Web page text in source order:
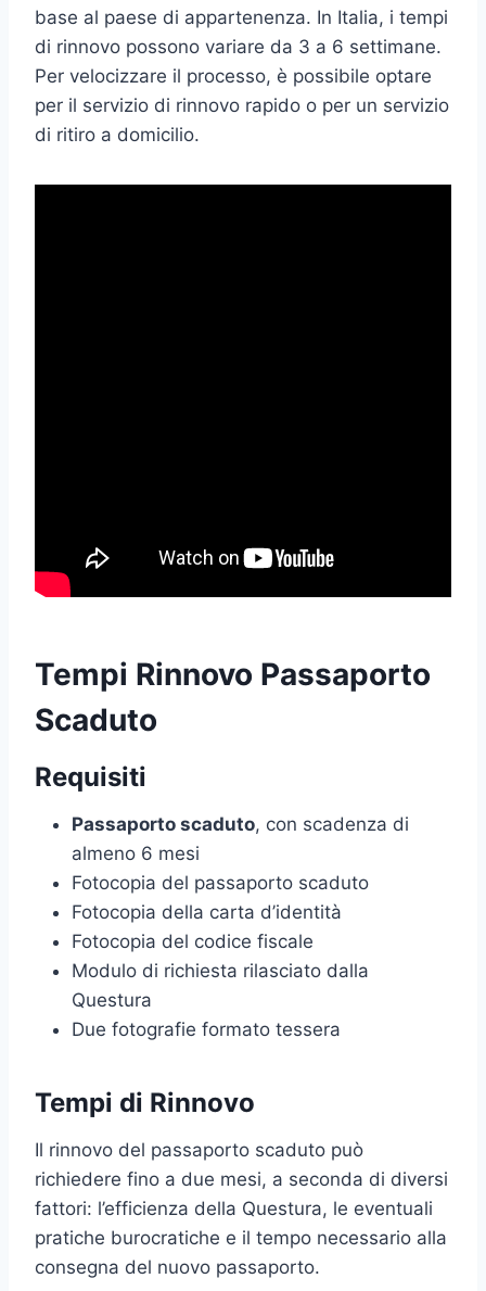
base al paese di appartenenza. In Italia, i tempi
di rinnovo possono variare da 3 a 6 settimane.
Per velocizzare il processo, è possibile optare
per il servizio di rinnovo rapido o per un servizio
di ritiro a domicilio.
Tempi Rinnovo Passaporto
Scaduto
Requisiti
Passaporto scaduto, con scadenza di
almeno 6 mesi
Fotocopia del passaporto scaduto
Fotocopia della carta d’identità
Fotocopia del codice fiscale
Modulo di richiesta rilasciato dalla
Questura
Due fotografie formato tessera
Tempi di Rinnovo
Il rinnovo del passaporto scaduto può
richiedere fino a due mesi, a seconda di diversi
fattori: l’efficienza della Questura, le eventuali
pratiche burocratiche e il tempo necessario alla
consegna del nuovo passaporto.